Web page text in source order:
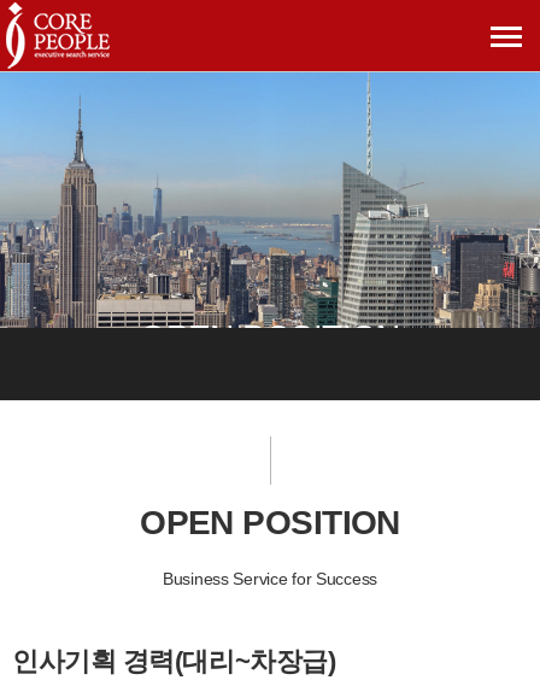
메
OPEN POSITION
OPEN POSITION
Business Service for Success
인사기획 경력(대리~차장급)